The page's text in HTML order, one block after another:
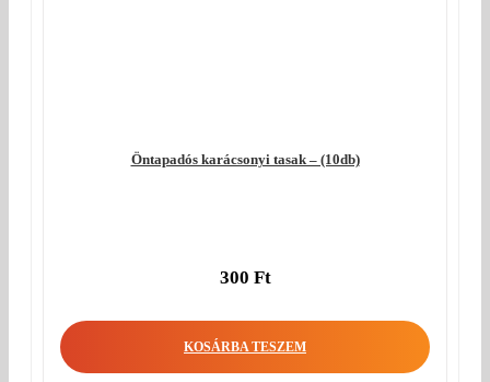
Öntapadós karácsonyi tasak – (10db)
300 Ft
KOSÁRBA TESZEM